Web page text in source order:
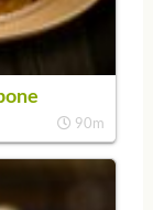
90m